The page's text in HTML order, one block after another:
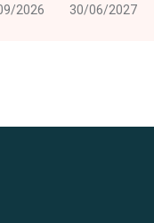
2026 30/06/2027